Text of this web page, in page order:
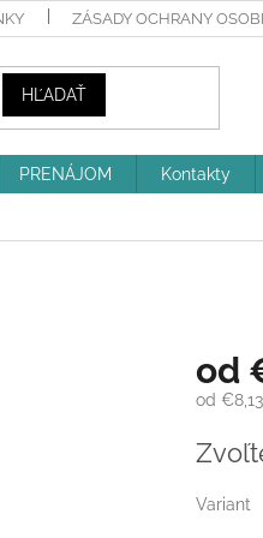
ZÁSADY OCHRANY
HĽADAŤ
PRENÁJOM Kontakty
od
od €8,13
cena:
Variant